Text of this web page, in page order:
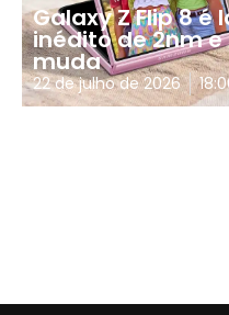
Galaxy Z Flip 8
inédito de 2nm e
muda
22 de julho de 2026